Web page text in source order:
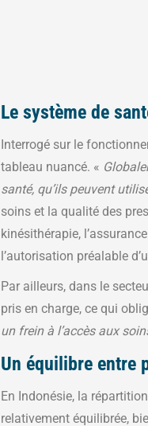
Le système de
Interrogé sur le
tableau nuancé. «
santé, qu’ils peuvent
soins et la qualité des
kinésithérapie,
l’autorisation préalable
Par ailleurs, dans le
pris en charge, ce qui
un frein à l’accès aux
Un équilibre entre
En Indonésie, la
relativement équilibrée,